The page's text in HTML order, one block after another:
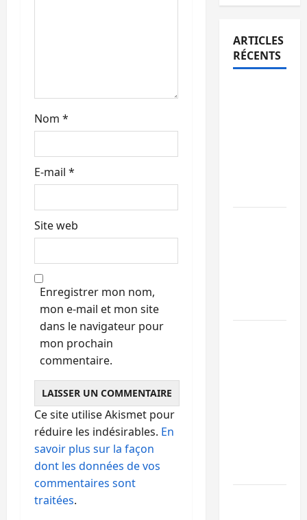
e
Nom *
E-mail *
Site web
Enregistrer mon nom,
mon e-mail et mon site
dans le navigateur pour
mon prochain
commentaire.
Ce site utilise Akismet pour
réduire les indésirables. En
savoir plus sur la façon
dont les données de vos
commentaires sont
traitées.
ARTICLES
RÉCENTS